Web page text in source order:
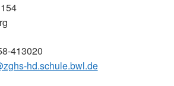
413020
hd.schule.bwl.de